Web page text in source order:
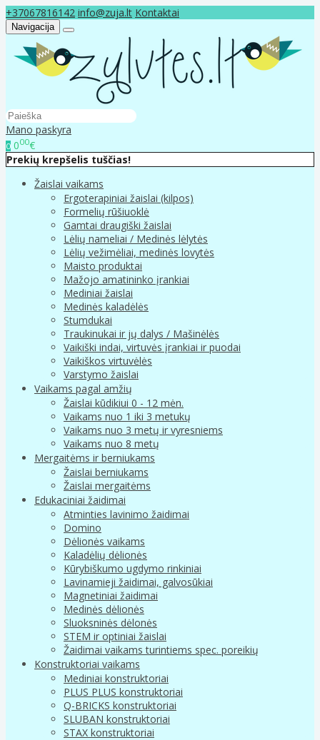
+37067816142 info@zuja.lt Kontaktai
Navigacija
Mano paskyra
0 000€
Prekių krepšelis tuščias!
Žaislai vaikams
Ergoterapiniai žaislai (kilpos)
Formelių rūšiuoklė
Gamtai draugiški žaislai
Lėlių nameliai / Medinės lėlytės
Lėlių vežimėliai, medinės lovytės
Maisto produktai
Mažojo amatininko įrankiai
Mediniai žaislai
Medinės kaladėlės
Stumdukai
Traukinukai ir jų dalys / Mašinėlės
Vaikiški indai, virtuvės įrankiai ir puodai
Vaikiškos virtuvėlės
Varstymo žaislai
Vaikams pagal amžių
Žaislai kūdikiui 0 - 12 mėn.
Vaikams nuo 1 iki 3 metukų
Vaikams nuo 3 metų ir vyresniems
Vaikams nuo 8 metų
Mergaitėms ir berniukams
Žaislai berniukams
Žaislai mergaitėms
Edukaciniai žaidimai
Atminties lavinimo žaidimai
Domino
Dėlionės vaikams
Kaladėlių dėlionės
Kūrybiškumo ugdymo rinkiniai
Lavinamieji žaidimai, galvosūkiai
Magnetiniai žaidimai
Medinės dėlionės
Sluoksninės dėlonės
STEM ir optiniai žaislai
Žaidimai vaikams turintiems spec. poreikių
Konstruktoriai vaikams
Mediniai konstruktoriai
PLUS PLUS konstruktoriai
Q-BRICKS konstruktoriai
SLUBAN konstruktoriai
STAX konstruktoriai